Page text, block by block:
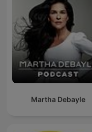
Martha Debayle